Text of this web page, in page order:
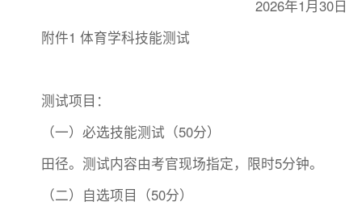
2026年1月30日
附件1 体育学科技能测试
测试项目：
（一）必选技能测试（50分）
田径。测试内容由考官现场指定，限时5分钟。
（二）自选项目（50分）